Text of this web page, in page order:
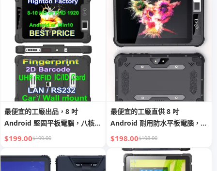
UHF RFID RJ45
平板電腦
最便宜的工廠出品，8 吋
Android 堅固平板電腦，八核
心，具 GMS、2D 條碼掃描、
$199.00$199.00
最便宜的工廠直供 8 吋
Android 耐用防水平板電腦，具
GMS、NFC、FBI 指紋識別、
UHF RFID、2D 條碼掃描器
$198.00$198.00